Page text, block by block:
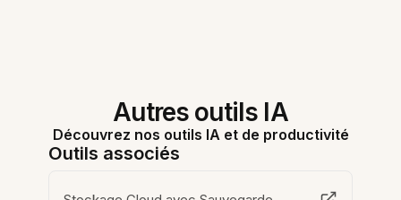
Autres outils IA
Découvrez nos outils IA et de productivité
Outils associés